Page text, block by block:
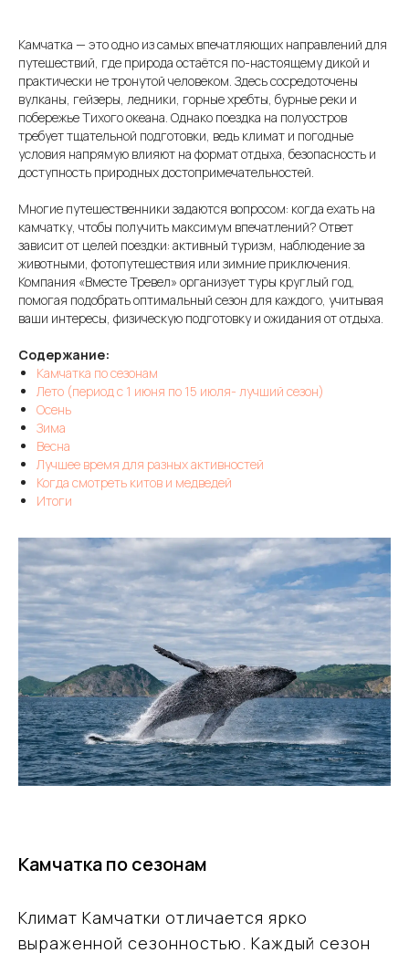
Камчатка — это одно из самых впечатляющих направлений для
путешествий, где природа остаётся по-настоящему дикой и
практически не тронутой человеком. Здесь сосредоточены
вулканы, гейзеры, ледники, горные хребты, бурные реки и
побережье Тихого океана. Однако поездка на полуостров
требует тщательной подготовки, ведь климат и погодные
условия напрямую влияют на формат отдыха, безопасность и
доступность природных достопримечательностей.
Многие путешественники задаются вопросом: когда ехать на
камчатку, чтобы получить максимум впечатлений? Ответ
зависит от целей поездки: активный туризм, наблюдение за
животными, фотопутешествия или зимние приключения.
Компания «Вместе Тревел» организует туры круглый год,
помогая подобрать оптимальный сезон для каждого, учитывая
ваши интересы, физическую подготовку и ожидания от отдыха.
Содержание:
Камчатка по сезонам
Лето (период с 1 июня по 15 июля- лучший сезон)
Осень
Зима
Весна
Лучшее время для разных активностей
Когда смотреть китов и медведей
Итоги
Камчатка по сезонам
Климат Камчатки отличается ярко
выраженной сезонностью. Каждый сезон